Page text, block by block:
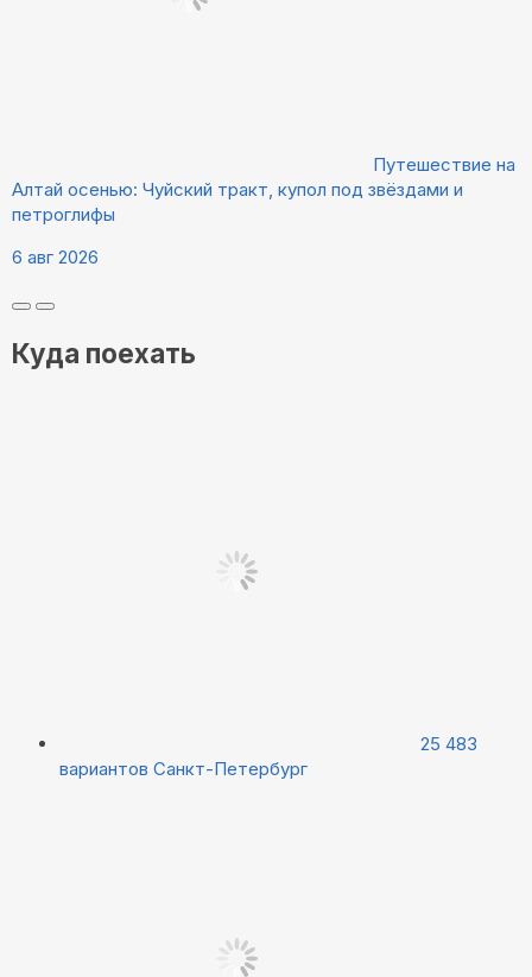
Путешествие на
Алтай осенью: Чуйский тракт, купол под звёздами и
петроглифы
6 авг 2026
Куда поехать
25 483
вариантов Санкт-Петербург